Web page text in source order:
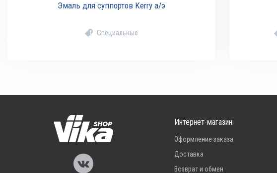
Эмаль для суппортов Kerry а/э
Специальные
Интернет-магазин
Оформление заказа
Доставка
Возврат и обмен